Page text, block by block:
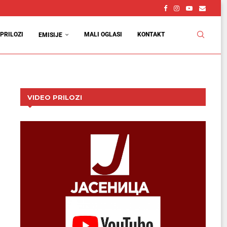
PRILOZI EMISIJE MALI OGLASI KONTAKT
VIDEO PRILOZI